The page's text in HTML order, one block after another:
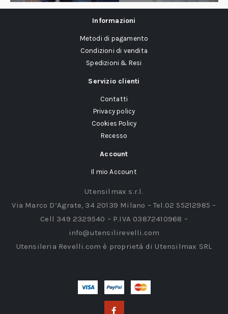
Informazioni
Metodi di pagamento
Condizioni di vendita
Spedizioni & Resi
Servizio clienti
Contatti
Privacy policy
Cookies Policy
Recesso
Account
Il mio Account
Utensilmax s.r.l.
Via Marco D’Agrate, 34 20139 Milano – Tel.02 55212985 –
Cell 349 2329540 – P.IVA 03872410968 –
info@utensilirevelli.com
Utensileria Revelli.com è proprietà di Utensilmax SRL